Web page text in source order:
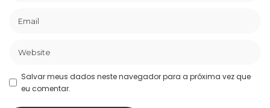
Salvar meus dados neste navegador para a próxima vez que
eu comentar.